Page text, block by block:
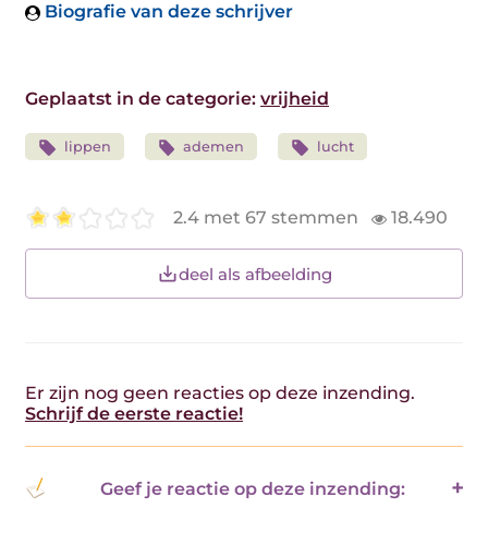
Biografie van deze schrijver
Geplaatst in de categorie: vrijheid
lippen ademen lucht
2.4 met 67 stemmen 18.490
deel als afbeelding
Er zijn nog geen reacties op deze inzending.
Schrijf de eerste reactie!
Geef je reactie op deze inzending: